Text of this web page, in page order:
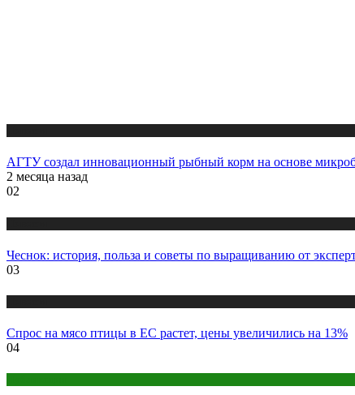
АГТУ создал инновационный рыбный корм на основе
2 месяца назад
02
Чеснок: история, польза и советы по выращиванию от
03
Спрос на мясо птицы в ЕС растет, цены увеличились на 13%
04